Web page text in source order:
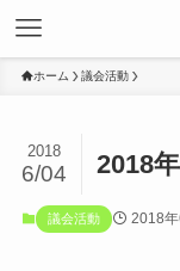
ホーム 議会活動
2018
2018
6/04
議会活動 2018年